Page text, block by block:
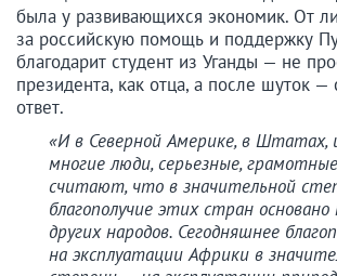
была у развивающихся экономик. От
за российскую помощь и поддержку
благодарит студент из Уганды — не
президента, как отца, а после шуток —
ответ.
«И в Северной Америке, в Штатах,
многие люди, серьезные,
считают, что в значительной
благополучие этих стран
других народов. Сегодняшнее
на эксплуатации Африки в